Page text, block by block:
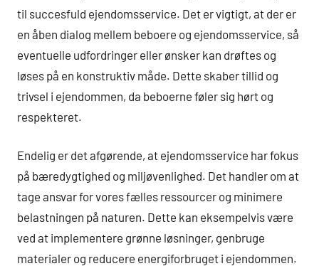
til succesfuld ejendomsservice. Det er vigtigt, at der er
en åben dialog mellem beboere og ejendomsservice, så
eventuelle udfordringer eller ønsker kan drøftes og
løses på en konstruktiv måde. Dette skaber tillid og
trivsel i ejendommen, da beboerne føler sig hørt og
respekteret.
Endelig er det afgørende, at ejendomsservice har fokus
på bæredygtighed og miljøvenlighed. Det handler om at
tage ansvar for vores fælles ressourcer og minimere
belastningen på naturen. Dette kan eksempelvis være
ved at implementere grønne løsninger, genbruge
materialer og reducere energiforbruget i ejendommen.